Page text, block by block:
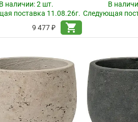
наличии:2 шт.
поставка 11.08.26г.
9 477 ₽
shopping_cart
В
Следующая